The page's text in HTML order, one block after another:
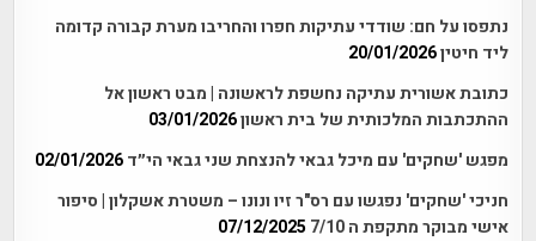
נתפסו על חם: שודדי עתיקות חפרו והחריבו מערת קבורה קדומה
ליד חיטין20/01/2026
כתובת אשורית עתיקה נחשפת לראשונה | מבט ראשון אל
ההתכתבות המלכותית של בית ראשון03/01/2026
מפגש 'שחקים' עם מיכל גבאי להנצחת שני גבאי הי״ד 02/01/2026
חניכי 'שחקים' נפגשו עם רס"ר זיו ונונו – משטרת אשקלון | סיפור
אישי מבוקר מתקפת ה 7/10
07/12/2025